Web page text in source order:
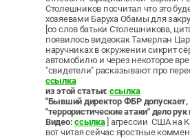
Столешников посчитал что это
хозяевами Баруха Обамы для
[со слов батьки Столешникова,
появилось видеокак Тамерлан
наручниках в окружении сикрит
автомобилю и через некоторое
"свидетели" расказывают про
ссылка
из этой статьи: ссылка
"Бывший директор ФБР
"террористические атаки" дело
Видео:ссылка] агрессии США на
вот читая сейчас яростные